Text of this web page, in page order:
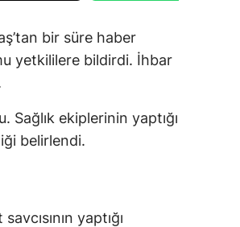
bir süre haber
yetkililere bildirdi. İhbar
Sağlık ekiplerinin yaptığı
belirlendi.
yaptığı